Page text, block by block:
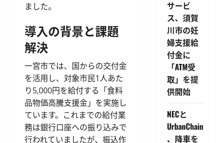
ました。
導入の背景と課題
解決
一宮市では、国からの交付金
を活用し、対象市民1人あた
り5,000円を給付する「食料
品物価高騰支援金」を実施し
ています。これまでの給付業
務は銀行口座への振り込みで
行われていましたが、振込作
サービ
ス、須賀
川市の妊
婦支援給
付金に
「ATM受
取」を提
供開始
NECと
UrbanChain
、降車を